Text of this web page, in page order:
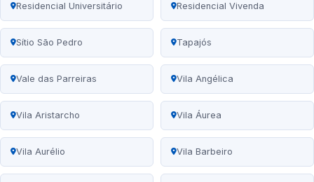
Residencial Universitário Residencial Vivenda
Sítio São Pedro Tapajós
Vale das Parreiras Vila Angélica
Vila Aristarcho Vila Áurea
Vila Aurélio Vila Barbeiro